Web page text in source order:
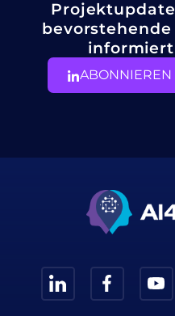
ABONNIEREN